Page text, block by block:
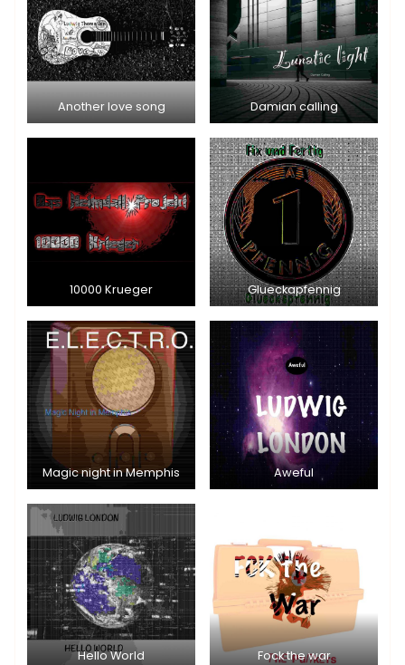
Another love song Damian calling
10000 Krueger Glueckapfennig
Magic night in Memphis Aweful
Hello World Fock the war